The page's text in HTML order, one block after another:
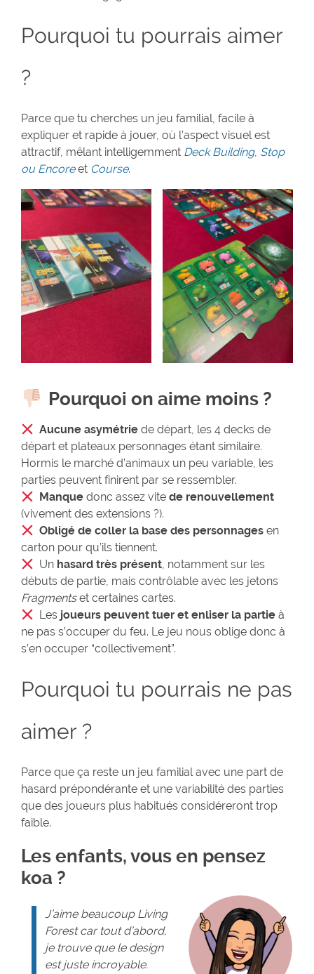
Pourquoi tu pourrais aimer
?
Parce que tu cherches un jeu familial, facile à
expliquer et rapide à jouer, où l’aspect visuel est
attractif, mêlant intelligemment Deck Building, Stop
ou Encoreet Course.
Pourquoi on aime moins ?
Aucune asymétrie de départ, les 4 decks de
départ et plateaux personnages étant similaire.
Hormis le marché d’animaux un peu variable, les
parties peuvent finirent par se ressembler.
Manque donc assez vitede renouvellement
(vivement des extensions ?).
Obligé de coller la base des personnages en
carton pour qu’ils tiennent.
Un hasard très présent, notamment sur les
débuts de partie, mais contrôlable avec les jetons
Fragmentset certaines cartes.
Les joueurs peuvent tuer et enliser la partie à
ne pas s’occuper du feu. Le jeu nous oblige donc à
s’en occuper “collectivement”.
Pourquoi tu pourrais ne pas
aimer ?
Parce que ça reste un jeu familial avec une part de
hasard prépondérante et une variabilité des parties
que des joueurs plus habitués considéreront trop
faible.
Les enfants, vous en pensez
koa ?
J’aime beaucoup Living
Forestcar tout d’abord,
je trouve que le design
est juste incroyable.